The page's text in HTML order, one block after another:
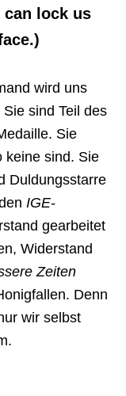
lock us
wird uns
sind Teil des
Sie
keine sind. Sie
Duldungsstarre
IGE-
gearbeitet
Widerstand
Zeiten
Denn
wir selbst